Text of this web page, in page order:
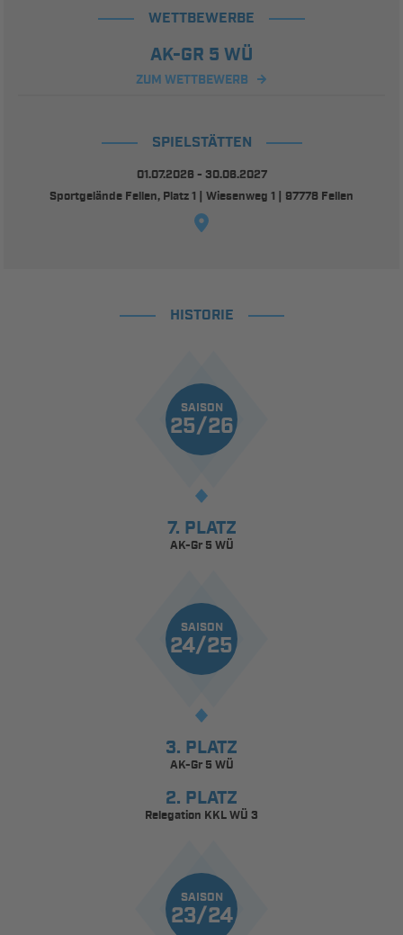
WETTBEWERBE
AK-GR 5 WÜ
ZUM WETTBEWERB
SPIELSTÄTTEN
01.07.2026 - 30.06.2027
Sportgelände Fellen, Platz 1 | Wiesenweg 1 | 97778 Fellen
HISTORIE
SAISON
25/26
7. PLATZ
AK-Gr 5 WÜ
SAISON
24/25
3. PLATZ
AK-Gr 5 WÜ
2. PLATZ
Relegation KKL WÜ 3
SAISON
23/24